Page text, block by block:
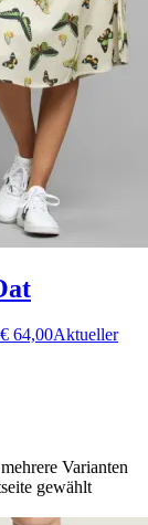
€ 64,00Aktueller
Varianten
gewählt